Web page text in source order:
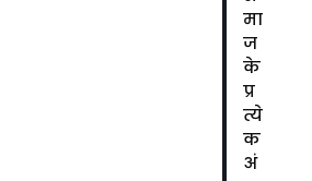
मा
ज
के
प्र
त्ये
क
अं